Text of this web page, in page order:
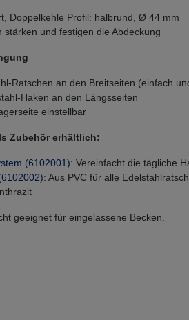
Doppelkehle Profil: halbrund, Ø 44 mm
stärken und festigen die Abdeckung
Ratschen an den Breitseiten (einfach
Haken an den Längsseiten
einstellbar
Zubehör erhältlich:
(6102001): Vereinfacht die tägliche
: Aus PVC für alle
geeignet für eingelassene Becken.